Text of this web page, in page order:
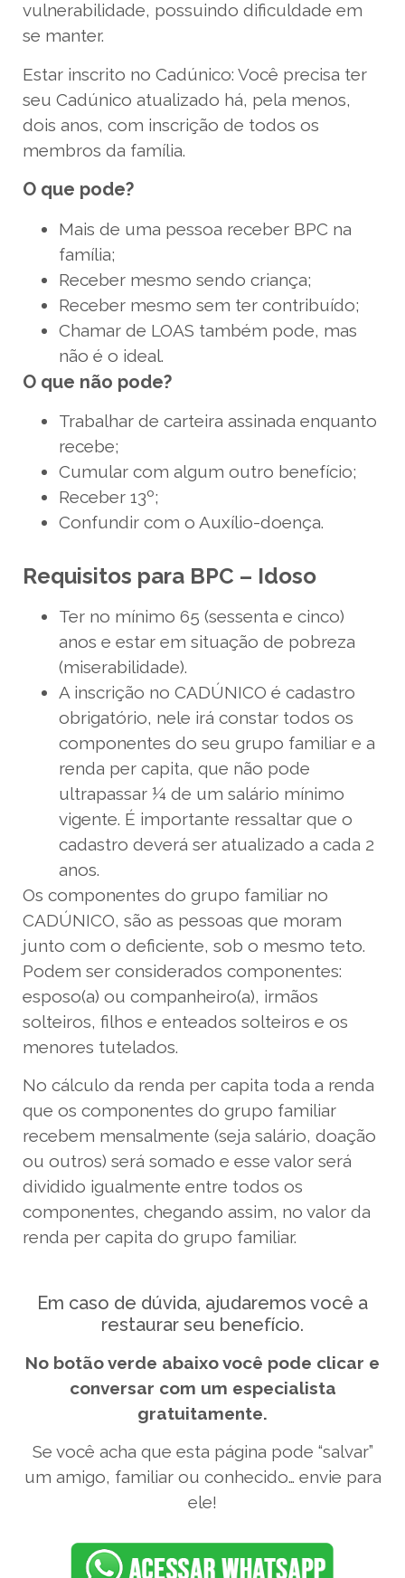
vulnerabilidade, possuindo dificuldade em
se manter.
Estar inscrito no Cadúnico: Você precisa ter
seu Cadúnico atualizado há, pela menos,
dois anos, com inscrição de todos os
membros da família.
O que pode?
Mais de uma pessoa receber BPC na
família;
Receber mesmo sendo criança;
Receber mesmo sem ter contribuído;
Chamar de LOAS também pode, mas
não é o ideal.
O que não pode?
Trabalhar de carteira assinada enquanto
recebe;
Cumular com algum outro benefício;
Receber 13º;
Confundir com o Auxílio-doença.
Requisitos para BPC – Idoso
Ter no mínimo 65 (sessenta e cinco)
anos e estar em situação de pobreza
(miserabilidade).
A inscrição no CADÚNICO é cadastro
obrigatório, nele irá constar todos os
componentes do seu grupo familiar e a
renda per capita, que não pode
ultrapassar ¼ de um salário mínimo
vigente. É importante ressaltar que o
cadastro deverá ser atualizado a cada 2
anos.
Os componentes do grupo familiar no
CADÚNICO, são as pessoas que moram
junto com o deficiente, sob o mesmo teto.
Podem ser considerados componentes:
esposo(a) ou companheiro(a), irmãos
solteiros, filhos e enteados solteiros e os
menores tutelados.
No cálculo da renda per capita toda a renda
que os componentes do grupo familiar
recebem mensalmente (seja salário, doação
ou outros) será somado e esse valor será
dividido igualmente entre todos os
componentes, chegando assim, no valor da
renda per capita do grupo familiar.
Em caso de dúvida, ajudaremos você a
restaurar seu benefício.
No botão verde abaixo você pode clicar e
conversar com um especialista
gratuitamente.
Se você acha que esta página pode “salvar”
um amigo, familiar ou conhecido… envie para
ele!